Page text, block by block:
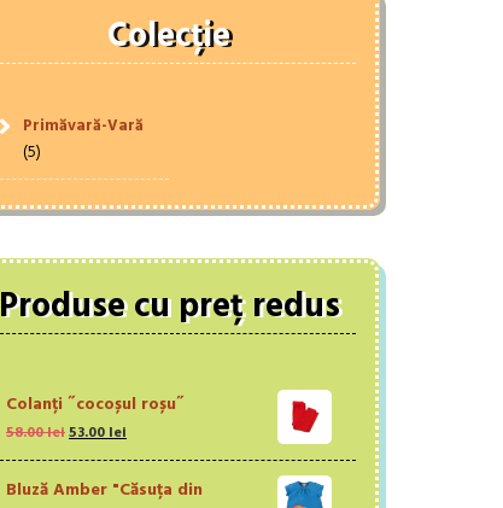
Colecție
Primăvară-Vară
(5)
Produse cu preț redus
Colanți ˝cocoșul roșu˝
58.00leiPrețul
inițial
a
53.00leiPrețul
curent
este:
Bluză Amber "Căsuța din